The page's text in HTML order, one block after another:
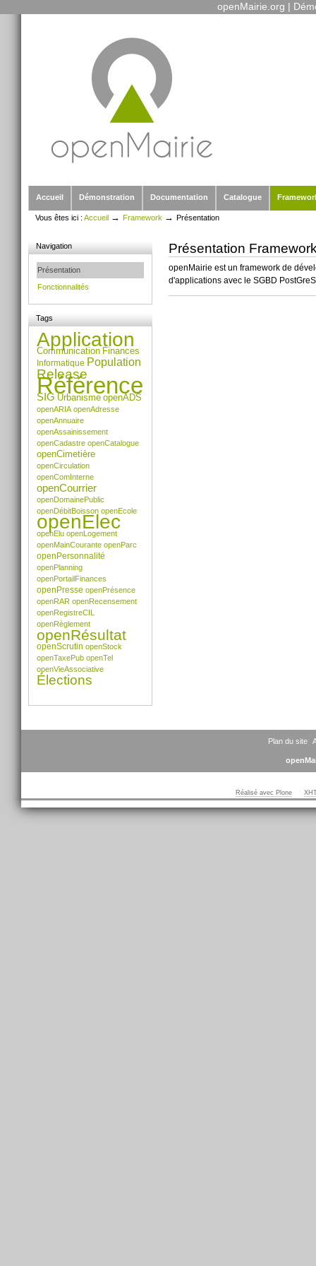
openMairie.org |
Accueil
Démonstration Documentation Catalogue
Vous êtes ici : Accueil → Framework → Présentation
Navigation
Présentation
Fonctionnalités
Tags
Application
Communication Finances
Informatique Population
Release
Référence
SIG Urbanisme openADS
openARIA openAdresse
openAnnuaire
openAssainissement
openCadastre openCatalogue
openCimetière
openCirculation
openComInterne
openCourrier
openDomainePublic
openDébitBoisson openEcole
openElec
openElu openLogement
openMainCourante openParc
openPersonnalité
openPlanning
openPortailFinances
openPresse openPrésence
openRAR openRecensement
openRegistreCIL
openRèglement
openRésultat
openScrutin openStock
openTaxePub openTel
openVieAssociative
Élections
Présentation
openMairie est un framework de
d'applications avec le SGBD
Plan du site
Réalisé avec Plone